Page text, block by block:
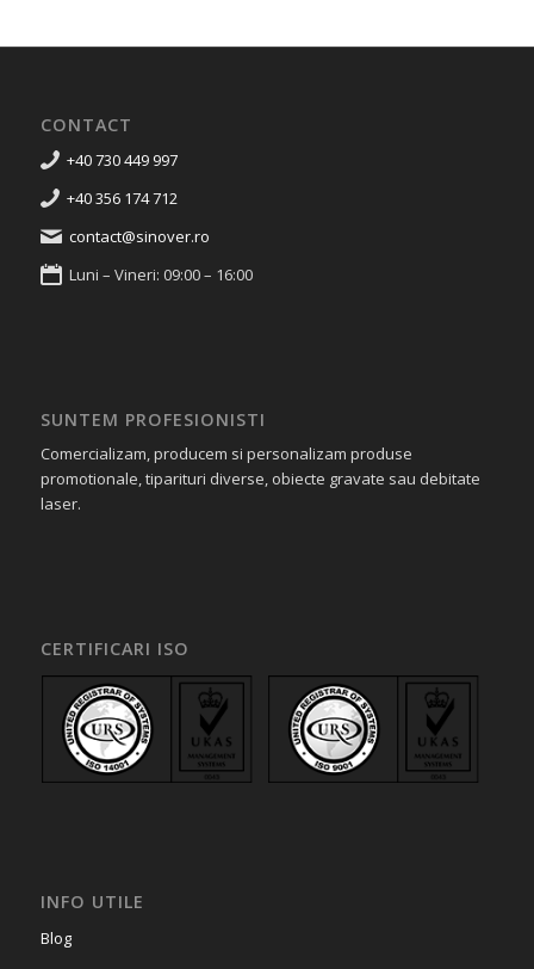
CONTACT
+40 730 449 997
+40 356 174 712
contact@sinover.ro
Luni – Vineri: 09:00 – 16:00
SUNTEM PROFESIONISTI
Comercializam, producem si personalizam produse
promotionale, tiparituri diverse, obiecte gravate sau debitate
laser.
CERTIFICARI ISO
INFO UTILE
Blog